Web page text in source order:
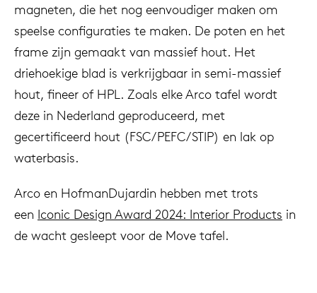
magneten, die het nog eenvoudiger maken om
speelse configuraties te maken. De poten en het
frame zijn gemaakt van massief hout. Het
driehoekige blad is verkrijgbaar in semi-massief
hout, fineer of HPL. Zoals elke Arco tafel wordt
deze in Nederland geproduceerd, met
gecertificeerd hout (FSC/PEFC/STIP) en lak op
waterbasis.
Arco en HofmanDujardin hebben met trots
een Iconic Design Award 2024: Interior Products in
de wacht gesleept voor de Move tafel.